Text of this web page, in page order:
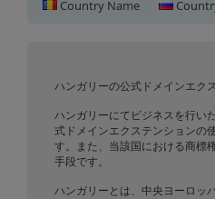
Country Name
録
ハンガリーの公式ドメインエク
ハンガリーにてビジネスを行い
式ドメインエクステンションの
す。また、当該国における商標
手段です。
ハンガリーとは、中央ヨーロッ